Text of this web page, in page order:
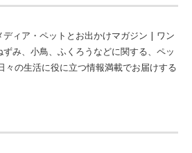
ィア・ペットとお出かけマガジン | ワン
み、小鳥、ふくろうなどに関する、ペッ
々の生活に役に立つ情報満載でお届けする